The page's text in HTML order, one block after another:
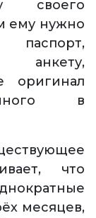
своего
ему нужно
анкету,
оригинал
в
что
месяцев,